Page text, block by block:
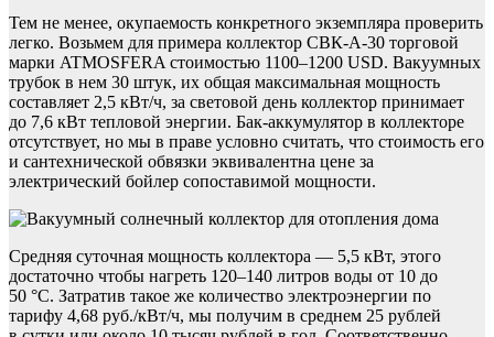
Тем не менее, окупаемость конкретного экземпляра проверить
легко. Возьмем для примера коллектор СВК-А-30 торговой
марки ATMOSFERA стоимостью 1100–1200 USD. Вакуумных
трубок в нем 30 штук, их общая максимальная мощность
составляет 2,5 кВт/ч, за световой день коллектор принимает
до 7,6 кВт тепловой энергии. Бак-аккумулятор в коллекторе
отсутствует, но мы в праве условно считать, что стоимость его
и сантехнической обвязки эквивалентна цене за
электрический бойлер сопоставимой мощности.
Средняя суточная мощность коллектора — 5,5 кВт, этого
достаточно чтобы нагреть 120–140 литров воды от 10 до
50 °С. Затратив такое же количество электроэнергии по
тарифу 4,68 руб./кВт/ч, мы получим в среднем 25 рублей